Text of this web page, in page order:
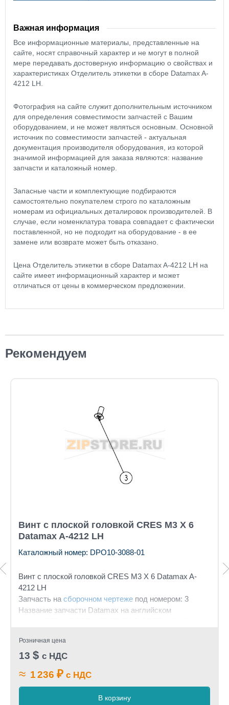
Важная информация
Все информационные материалы, представленные на
сайте, носят справочный характер и не могут в полной
мере передавать достоверную информацию о свойствах и
характеристиках Отделитель этикетки в сборе Datamax A-
4212 LH.
Фотография на сайте служит дополнительным источником
для определения совместимости запчастей с Вашим
оборудованием, и не может являться основным. Основной
источник по совместимости запчастей - актуальная
документация производителя оборудования, из которой
значимой информацией для заказа являются: название
запчасти и каталожный номер.
Запасные части и комплектующие подбираются
самостоятельно покупателем строго по каталожным
номерам из официальных деталировок производителей. В
случае, если номенклатура товара совпадает с фактически
поставленной, но не подходит на оборудование - в ее
замене или возврате может быть отказано.
Цена Отделитель этикетки в сборе Datamax A-4212 LH на
сайте имеет информационный характер и может
отличаться от цены в коммерческом предложении.
Рекомендуем
Винт с плоской головкой CRES M3 X 6
Datamax A-4212 LH
Каталожный номер: DPO10-3088-01
Винт с плоской головкой CRES M3 X 6 Datamax A-
4212 LH
Запчасть на сборочном чертеже под номером: 3
Название запчасти Datamax на английском
Розничная цена
13 $ с НДС
≈ 1 236 ₽ с НДС
В корзину